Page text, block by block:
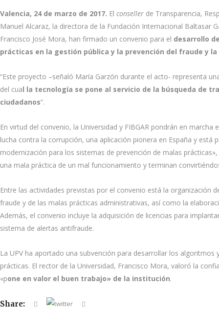
Valencia, 24 de marzo de 2017. El conseller de Transparencia,
Manuel Alcaraz, la directora de la Fundación Internacional Baltasar
Francisco José Mora, han firmado un convenio para el desarrollo
prácticas en la gestión pública y la prevención del fraude y
“Este proyecto –señaló María Garzón durante el acto- representa
del cual la tecnología se pone al servicio de la búsqueda de
ciudadanos”.
En virtud del convenio, la Universidad y FIBGAR pondrán en marcha
lucha contra la corrupción, una aplicación pionera en España y
modernización para los sistemas de prevención de malas
una mala práctica de un mal funcionamiento y terminan
Entre las actividades previstas por el convenio está la
fraude y de las malas prácticas administrativas, así como la
Además, el convenio incluye la adquisición de licencias para
sistema de alertas antifraude.
La UPV ha aportado una subvención para desarrollar los
prácticas. El rector de la Universidad, Francisco Mora, valoró la
«pone en valor el buen trabajo» de la institución.
Share: